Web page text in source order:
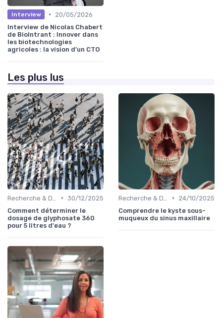
Interview •
20/05/2026
Interview de Nicolas Chabert
de BioIntrant : Innover dans
les biotechnologies
agricoles : la vision d’un CTO
Les plus lus
• 30/12/2025
Comment déterminer le
dosage de glyphosate 360
pour 5 litres d'eau ?
•
24/10/2025
Comprendre le kyste sous-
muqueux du sinus maxillaire